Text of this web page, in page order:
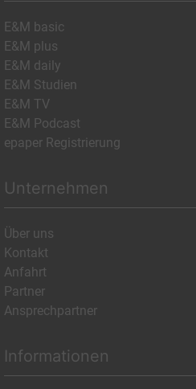
E&M basic
E&M plus
E&M daily
E&M Studien
E&M TV
E&M Podcast
epaper Registrierung
Unternehmen
Über uns
Kontakt
Anfahrt
Partner
Ansprechpartner
Informationen